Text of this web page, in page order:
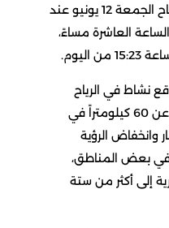
2026 عن تنويه جوي يبدأ صباح الجمعة 12 يونيو عند
العاشرة مساءً،
نشاط في الرياح
الشمالية الغربية تزيد سرعتها عن 60 كيلومتراً في
وانخفاض الرؤية
في بعض المناطق،
إلى أكثر من ستة